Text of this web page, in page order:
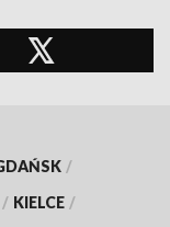
/
/ KIELCE /